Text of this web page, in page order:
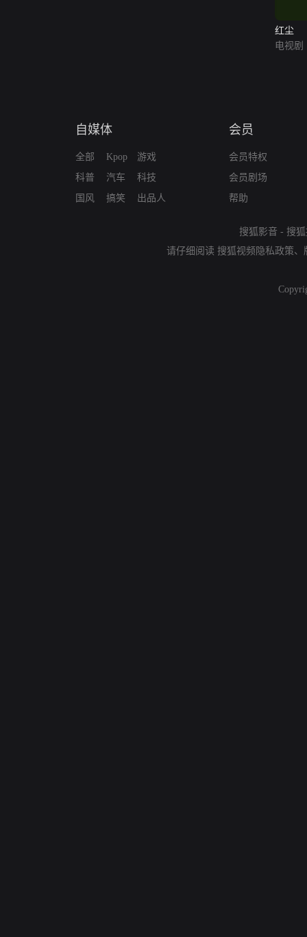
红尘
电视剧
自媒体
全部
科普
国风
Kpop
汽车
搞笑
游戏
科技
出品人
会员
会员特权
会员剧场
帮助
搜狐影音 - 搜
请仔细阅读 搜狐视频隐私政策、